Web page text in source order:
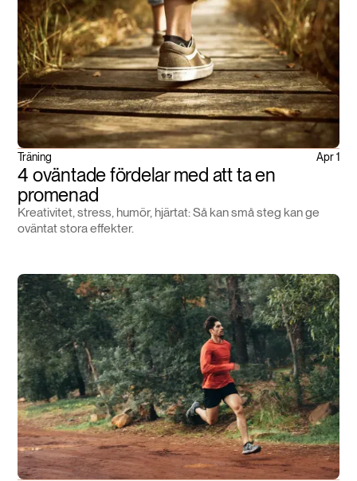
Träning Apr 1
4 oväntade fördelar med att ta en
promenad
Kreativitet, stress, humör, hjärtat: Så kan små steg kan ge
oväntat stora effekter.